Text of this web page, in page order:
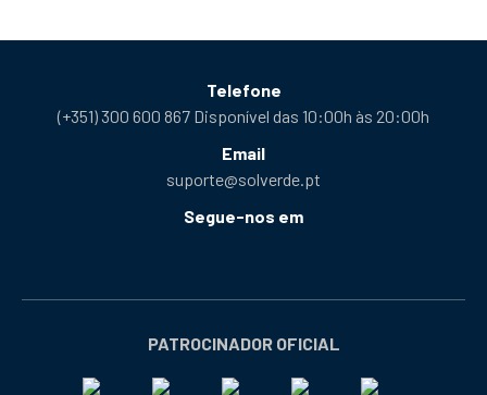
Telefone
(+351) 300 600 867 Disponível das 10:00h às 20:00h
Email
suporte@solverde.pt
Segue-nos em
abre
nova
janela
abre
nova
janela
abre
nova
janela
abre
nova
janela
abre
nova
janela
abre
nova
janela
abre
PATROCINADOR OFICIAL